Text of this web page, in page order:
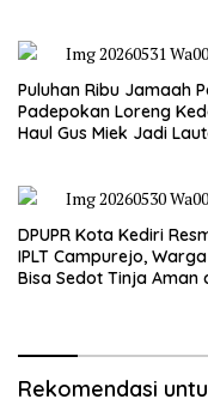
Puluhan Ribu Jamaah
Padepokan Loreng
Haul Gus Miek Jadi
DPUPR Kota Kediri
IPLT Campurejo,
Bisa Sedot Tinja Aman
Rekomendasi